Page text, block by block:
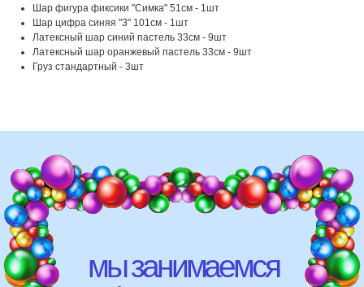
Шар фигура фиксики "Симка" 51см - 1шт
Шар цифра синяя "3" 101см - 1шт
Латексный шар синий пастель 33см - 9шт
Латексный шар оранжевый пастель 33см - 9шт
Груз стандартный - 3шт
красоты, фитнес-клубов и т.д
различных площадок (лофты,
рестораны, магазины)
мы занимаемся
оформлением: